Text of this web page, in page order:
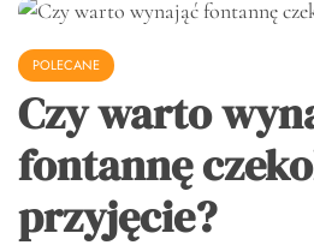
POLECANE
Czy warto
fontannę
przyjęcie?